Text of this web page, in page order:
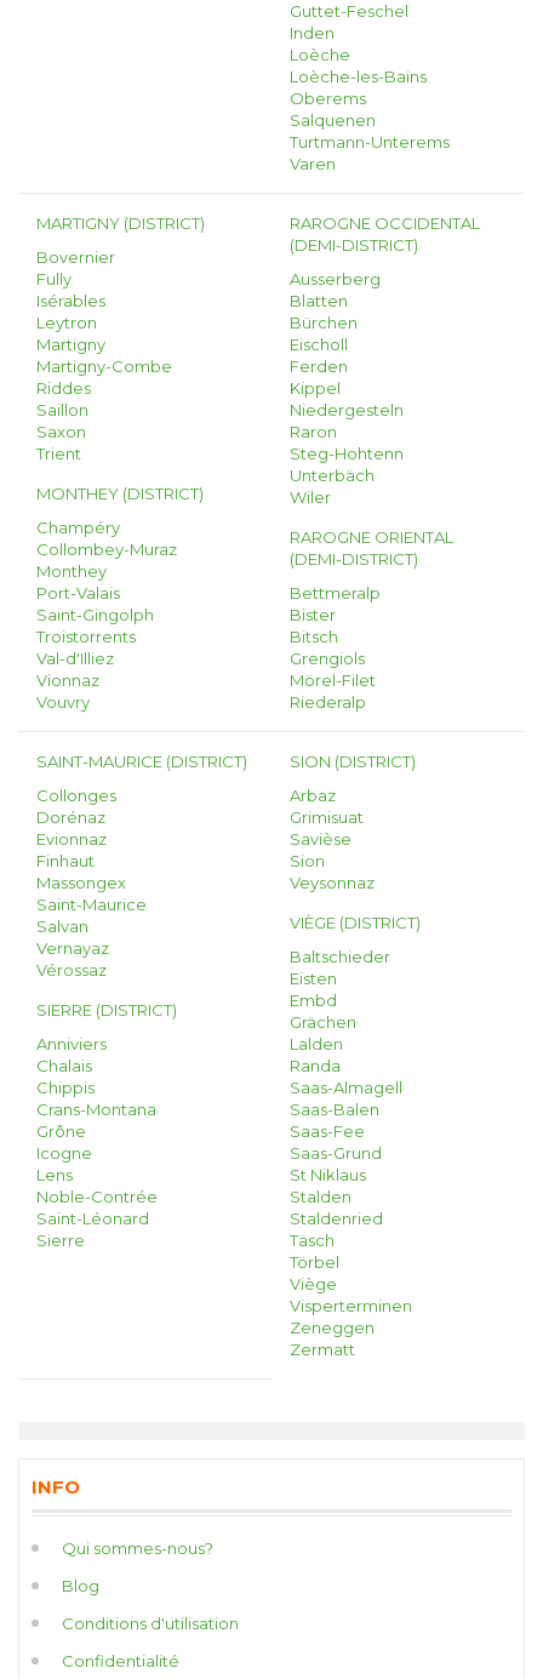
Guttet-Feschel
Inden
Loèche
Loèche-les-Bains
Oberems
Salquenen
Turtmann-Unterems
Varen
MARTIGNY (DISTRICT)
Bovernier
Fully
Isérables
Leytron
Martigny
Martigny-Combe
Riddes
Saillon
Saxon
Trient
MONTHEY (DISTRICT)
Champéry
Collombey-Muraz
Monthey
Port-Valais
Saint-Gingolph
Troistorrents
Val-d'Illiez
Vionnaz
Vouvry
RAROGNE OCCIDENTAL
(DEMI-DISTRICT)
Ausserberg
Blatten
Bürchen
Eischoll
Ferden
Kippel
Niedergesteln
Raron
Steg-Hohtenn
Unterbäch
Wiler
RAROGNE ORIENTAL
(DEMI-DISTRICT)
Bettmeralp
Bister
Bitsch
Grengiols
Mörel-Filet
Riederalp
SAINT-MAURICE (DISTRICT)
Collonges
Dorénaz
Evionnaz
Finhaut
Massongex
Saint-Maurice
Salvan
Vernayaz
Vérossaz
SIERRE (DISTRICT)
Anniviers
Chalais
Chippis
Crans-Montana
Grône
Icogne
Lens
Noble-Contrée
Saint-Léonard
Sierre
SION (DISTRICT)
Arbaz
Grimisuat
Savièse
Sion
Veysonnaz
VIÈGE (DISTRICT)
Baltschieder
Eisten
Embd
Grächen
Lalden
Randa
Saas-Almagell
Saas-Balen
Saas-Fee
Saas-Grund
St Niklaus
Stalden
Staldenried
Täsch
Törbel
Viège
Visperterminen
Zeneggen
Zermatt
INFO
Qui sommes-nous?
Blog
Conditions d'utilisation
Confidentialité